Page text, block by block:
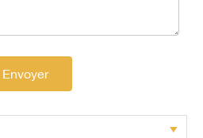
Envoyer